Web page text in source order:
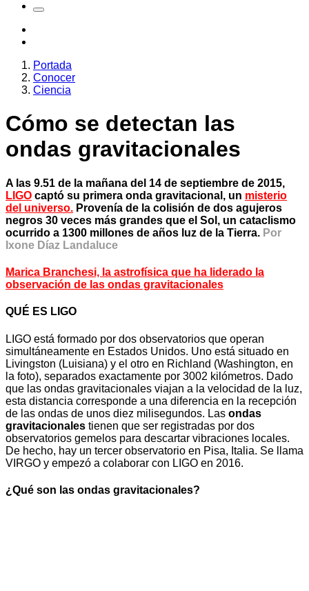
Portada
Conocer
Ciencia
Cómo se detectan las
ondas gravitacionales
A las 9.51 de la mañana del 14 de septiembre de 2015,
LIGO captó su primera onda gravitacional, un misterio
del universo. Provenía de la colisión de dos agujeros
negros 30 veces más grandes que el Sol, un cataclismo
ocurrido a 1300 millones de años luz de la Tierra. Por
Ixone Díaz Landaluce
Marica Branchesi, la astrofísica que ha liderado la
observación de las ondas gravitacionales
QUÉ ES LIGO
LIGO está formado por dos observatorios que operan
simultáneamente en Estados Unidos. Uno está situado en
Livingston (Luisiana) y el otro en Richland (Washington, en
la foto), separados exactamente por 3002 kilómetros. Dado
que las ondas gravitacionales viajan a la velocidad de la luz,
esta distancia corresponde a una diferencia en la recepción
de las ondas de unos diez milisegundos. Las ondas
gravitacionales tienen que ser registradas por dos
observatorios gemelos para descartar vibraciones locales.
De hecho, hay un tercer observatorio en Pisa, Italia. Se llama
VIRGO y empezó a colaborar con LIGO en 2016.
¿Qué son las ondas gravitacionales?